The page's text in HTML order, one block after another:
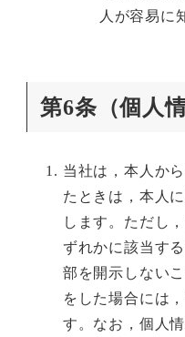
人が容易に
第6条（個人
当社は，本人か
たときは，本人
します。ただし
ずれかに該当す
部を開示しない
をした場合には
す。なお，個人